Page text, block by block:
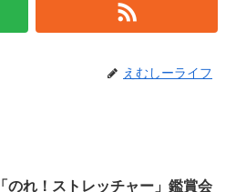
えむしーライフ
「のれ！ストレッチャー」鑑賞会